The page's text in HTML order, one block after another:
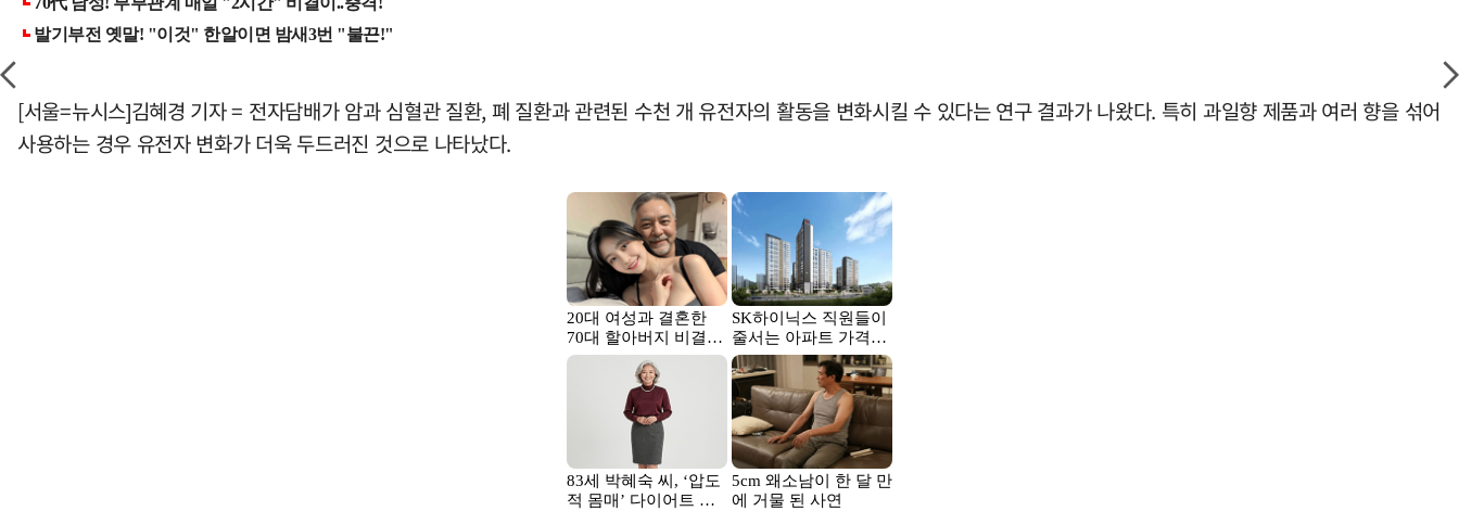
[서울=뉴시스]김혜경 기자 = 전자담배가 암과 심혈관 질환, 폐 질환과 관련된 수천 개 유전자의 활동을 변화시킬 수 있다는 연구 결과가 나왔다. 특히 과일향 제품과 여러 향을 섞어
사용하는 경우 유전자 변화가 더욱 두드러진 것으로 나타났다.